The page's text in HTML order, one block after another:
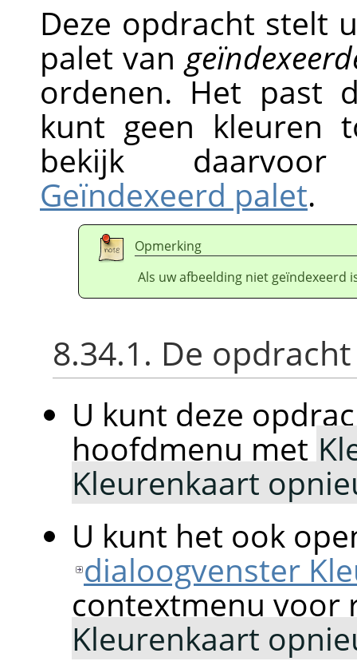
Deze opdracht stelt
palet van
ordenen. Het past
kunt geen kleuren
bekijk
Geïndexeerd palet.
Opmerking
Als uw afbeelding niet geïndexeerd
8.34.1. De
U kunt deze
hoofdmenu met
Kleurenkaart
U kunt het ook
dialoogvenster
contextmenu voor
Kleurenkaart